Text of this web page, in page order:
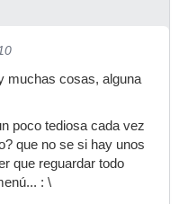
muchas cosas, alguna
poco tediosa cada vez
que no se si hay unos
que reguardar todo
: \